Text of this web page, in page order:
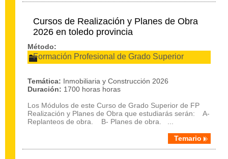
Cursos de Realización y Planes de Obra
2026 en toledo provincia
Método:
Formación Profesional de Grado Superior
Temática: Inmobiliaria y Construcción 2026
Duración: 1700 horas horas
Los Módulos de este Curso de Grado Superior de FP
Realización y Planes de Obra que estudiarás serán: A-
Replanteos de obra. B- Planes de obra. ...
Temario